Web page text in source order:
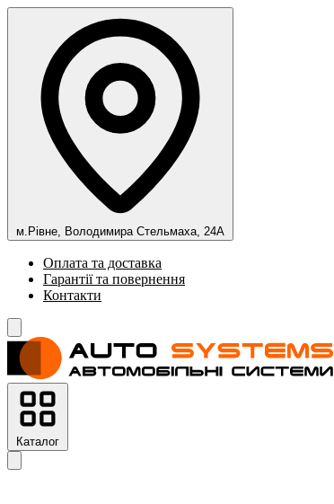
м.Рівне, Володимира Стельмаха, 24А
Оплата та доставка
Гарантії та повернення
Контакти
Каталог